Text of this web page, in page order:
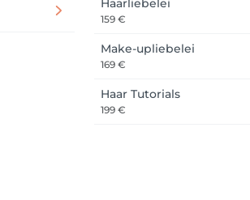
Haarliebelei
159 €
Make-upliebelei
169 €
Haar Tutorials
199 €